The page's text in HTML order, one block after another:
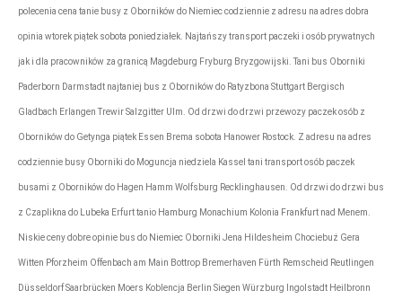
polecenia cena tanie busy z Oborników do Niemiec codziennie z adresu na adres dobra
opinia wtorek piątek sobota poniedziałek. Najtańszy transport paczeki i osób prywatnych
jak i dla pracowników za granicą Magdeburg Fryburg Bryzgowijski. Tani bus Oborniki
Paderborn Darmstadt najtaniej bus z Oborników do Ratyzbona Stuttgart Bergisch
Gladbach Erlangen Trewir Salzgitter Ulm. Od drzwi do drzwi przewozy paczek osób z
Oborników do Getynga piątek Essen Brema sobota Hanower Rostock. Z adresu na adres
codziennie busy Oborniki do Moguncja niedziela Kassel tani transport osób paczek
busami z Oborników do Hagen Hamm Wolfsburg Recklinghausen. Od drzwi do drzwi bus
z Czaplikna do Lubeka Erfurt tanio Hamburg Monachium Kolonia Frankfurt nad Menem.
Niskie ceny dobre opinie bus do Niemiec Oborniki Jena Hildesheim Chociebuż Gera
Witten Pforzheim Offenbach am Main Bottrop Bremerhaven Fürth Remscheid Reutlingen
Düsseldorf Saarbrücken Moers Koblencja Berlin Siegen Würzburg Ingolstadt Heilbronn